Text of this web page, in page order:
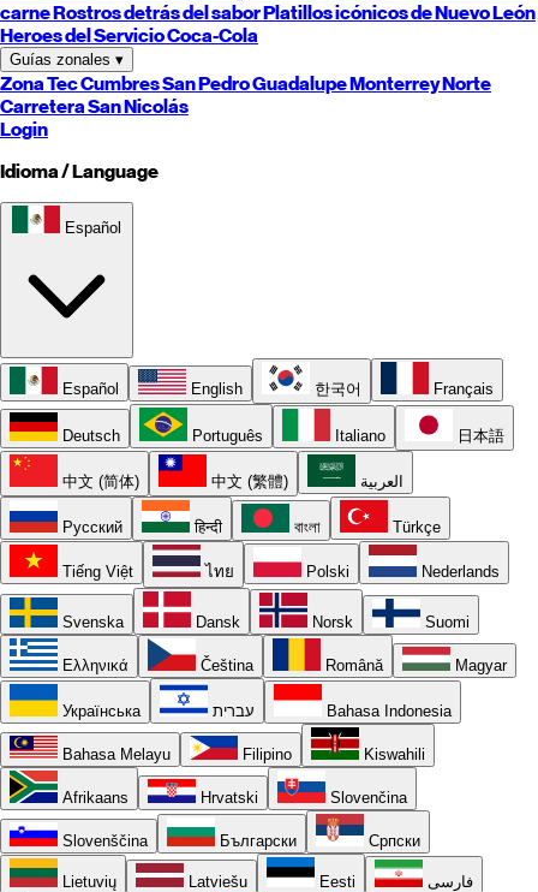
carneRostros detrás del saborPlatillos icónicos deNuevo León
Heroes del Servicio Coca-Cola
Guías zonales ▾
Zona TecCumbresSan PedroGuadalupeMonterreyNorte
CarreteraSan Nicolás
Login
Idioma / Language
Español
Español English 한국어 Français
Deutsch Português Italiano 日本語
中文 (简体) 中文 (繁體) العربية
Русский हिन्दी বাংলা Türkçe
Tiếng Việt ไทย Polski Nederlands
Svenska Dansk Norsk Suomi
Ελληνικά Čeština Română Magyar
Українська עברית Bahasa Indonesia
Bahasa Melayu Filipino Kiswahili
Afrikaans Hrvatski Slovenčina
Slovenščina Български Српски
Lietuvių Latviešu Eesti فارسی